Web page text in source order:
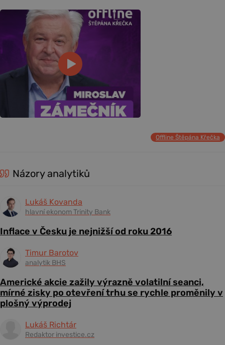
Offline Štěpána Křečka
Názory analytiků
Lukáš Kovanda
hlavní ekonom Trinity Bank
Inflace v Česku je nejnižší od roku 2016
Timur Barotov
analytik BHS
Americké akcie zažily výrazně volatilní seanci,
mírné zisky po otevření trhu se rychle proměnily v
plošný výprodej
Lukáš Richtár
Redaktor investice.cz